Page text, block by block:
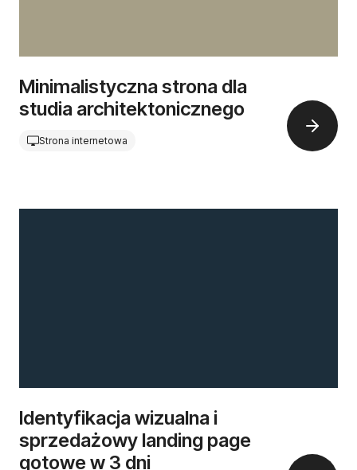
Minimalistyczna strona dla
studia architektonicznego
Strona internetowa
Identyfikacja wizualna i
sprzedażowy landing page
gotowe w 3 dni